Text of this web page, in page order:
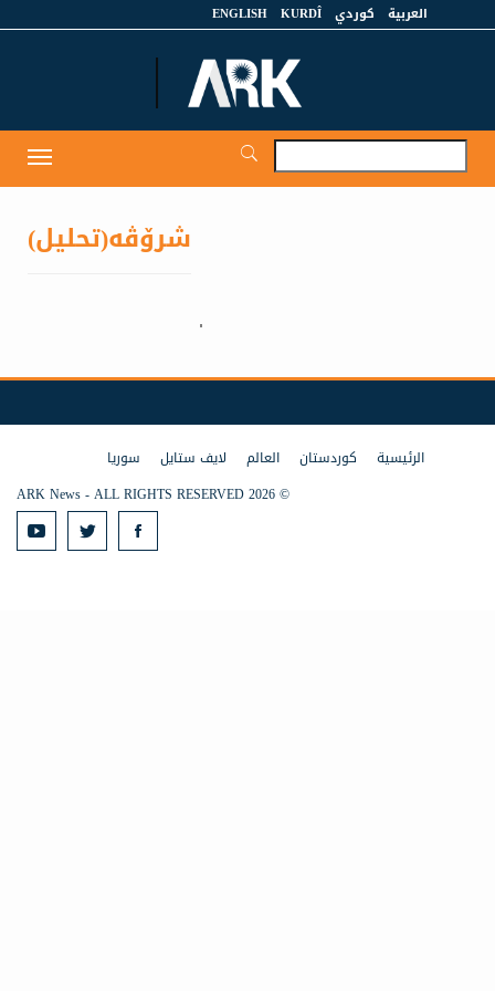
العربية كوردي KURDÎ
ENGLISH
شرۆڤە(تحليل)
الرئيسية كوردستان العالم لايف ستايل
سوريا
© 2026 ARK News - ALL RIGHTS RESERVED